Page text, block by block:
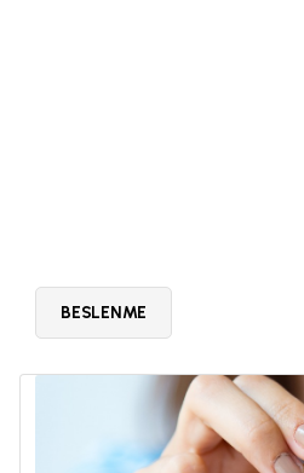
BESLENME